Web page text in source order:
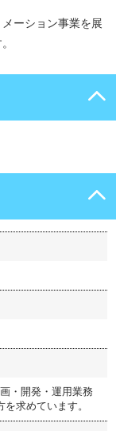
ーション事業を展
・開発・運用業務
求めています。